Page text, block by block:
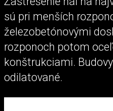
sú pri menších
železobetónovými
rozponoch potom
konštrukciami.
odilatované.